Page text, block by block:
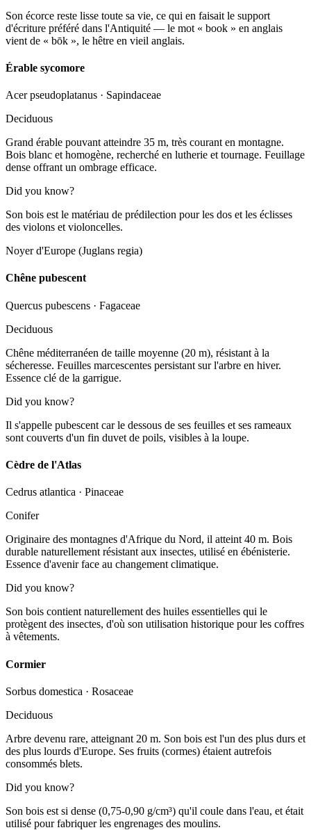
Son écorce reste lisse toute sa vie, ce qui en faisait le support
d'écriture préféré dans l'Antiquité — le mot « book » en anglais
vient de « bōk », le hêtre en vieil anglais.
Érable sycomore
Acer pseudoplatanus · Sapindaceae
Deciduous
Grand érable pouvant atteindre 35 m, très courant en montagne.
Bois blanc et homogène, recherché en lutherie et tournage. Feuillage
dense offrant un ombrage efficace.
Did you know?
Son bois est le matériau de prédilection pour les dos et les éclisses
des violons et violoncelles.
Noyer d'Europe (Juglans regia)
Chêne pubescent
Quercus pubescens · Fagaceae
Deciduous
Chêne méditerranéen de taille moyenne (20 m), résistant à la
sécheresse. Feuilles marcescentes persistant sur l'arbre en hiver.
Essence clé de la garrigue.
Did you know?
Il s'appelle pubescent car le dessous de ses feuilles et ses rameaux
sont couverts d'un fin duvet de poils, visibles à la loupe.
Cèdre de l'Atlas
Cedrus atlantica · Pinaceae
Conifer
Originaire des montagnes d'Afrique du Nord, il atteint 40 m. Bois
durable naturellement résistant aux insectes, utilisé en ébénisterie.
Essence d'avenir face au changement climatique.
Did you know?
Son bois contient naturellement des huiles essentielles qui le
protègent des insectes, d'où son utilisation historique pour les coffres
à vêtements.
Cormier
Sorbus domestica · Rosaceae
Deciduous
Arbre devenu rare, atteignant 20 m. Son bois est l'un des plus durs et
des plus lourds d'Europe. Ses fruits (cormes) étaient autrefois
consommés blets.
Did you know?
Son bois est si dense (0,75-0,90 g/cm³) qu'il coule dans l'eau, et était
utilisé pour fabriquer les engrenages des moulins.